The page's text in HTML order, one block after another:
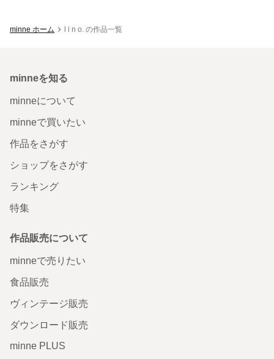
minne ホーム l i n o. の作品一覧
minneを知る
minneについて
minneで買いたい
作品をさがす
ショップをさがす
ランキング
特集
作品販売について
minneで売りたい
食品販売
ヴィンテージ販売
ダウンロード販売
minne PLUS